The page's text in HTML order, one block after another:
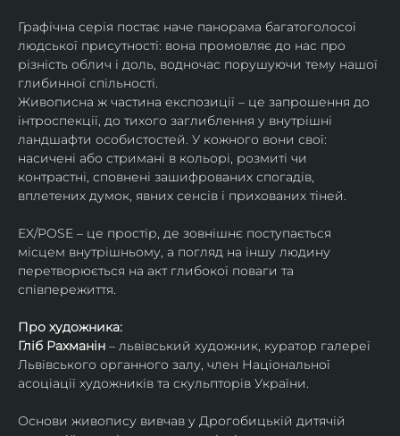
Графічна серія постає наче панорама багатоголосої
людської присутності: вона промовляє до нас про
різність облич і доль, водночас порушуючи тему нашої
глибинної спільності.
Живописна ж частина експозиції – це запрошення до
інтроспекції, до тихого заглиблення у внутрішні
ландшафти особистостей. У кожного вони свої:
насичені або стримані в кольорі, розмиті чи
контрастні, сповнені зашифрованих спогадів,
вплетених думок, явних сенсів і прихованих тіней.
EX/POSE – це простір, де зовнішнє поступається
місцем внутрішньому, а погляд на іншу людину
перетворюється на акт глибокої поваги та
співпережиття.
Про художника:
Гліб Рахманін – львівський художник, куратор галереї
Львівського органного залу, член Національної
асоціації художників та скульпторів України.
Основи живопису вивчав у Дрогобицькій дитячій